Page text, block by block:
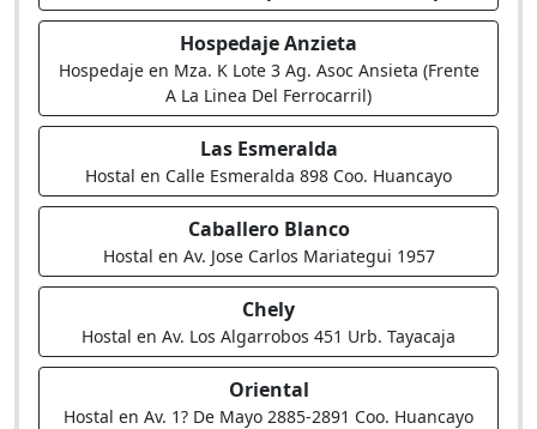
Hospedaje Anzieta
Hospedaje en Mza. K Lote 3 Ag. Asoc Ansieta (Frente
A La Linea Del Ferrocarril)
Las Esmeralda
Hostal en Calle Esmeralda 898 Coo. Huancayo
Caballero Blanco
Hostal en Av. Jose Carlos Mariategui 1957
Chely
Hostal en Av. Los Algarrobos 451 Urb. Tayacaja
Oriental
Hostal en Av. 1? De Mayo 2885-2891 Coo. Huancayo